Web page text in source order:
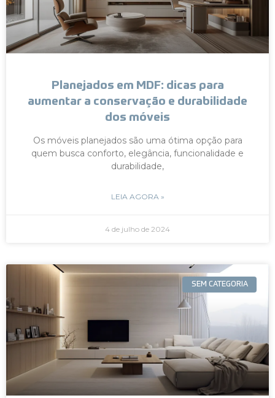
Planejados em MDF: dicas para
aumentar a conservação e durabilidade
dos móveis
Os móveis planejados são uma ótima opção para
quem busca conforto, elegância, funcionalidade e
durabilidade,
LEIA AGORA »
4 de julho de 2024
SEM CATEGORIA